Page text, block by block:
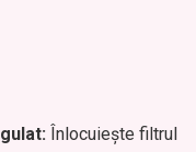
Înlocuiește filtrul